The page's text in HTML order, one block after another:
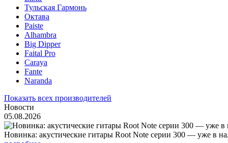
Тульская Гармонь
Октава
Paiste
Alhambra
Big Dipper
Faital Pro
Caraya
Fante
Naranda
Показать всех производителей
Новости
05.08.2026
Новинка: акустические гитары Root Note серии 300 — уже в